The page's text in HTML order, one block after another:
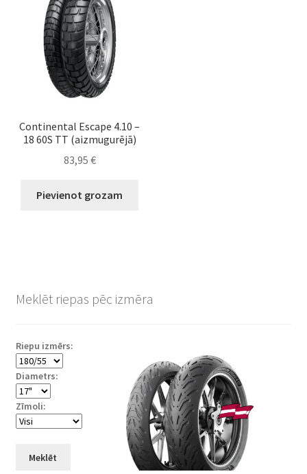
Continental Escape 4.10 –
18 60S TT (aizmugurējā)
83,95 €
Pievienot grozam
Meklēt riepas pēc izmēra
Riepu izmērs:
Diametrs:
Zīmoli:
Meklēt